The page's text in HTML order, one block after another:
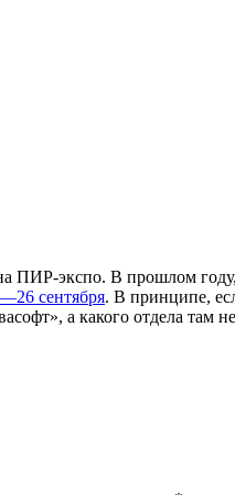
экспо. В прошлом
сентября. В принципе,
а какого отдела там